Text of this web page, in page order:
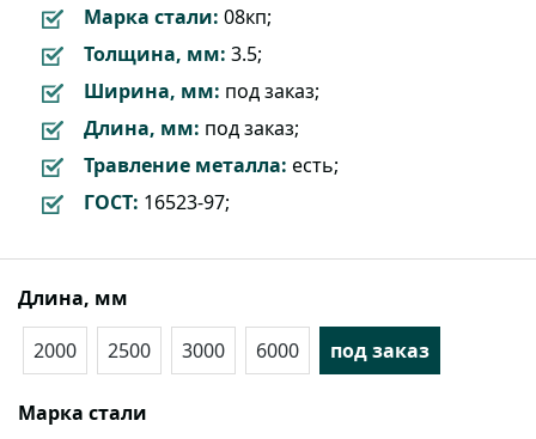
Марка стали: 08кп;
Толщина, мм: 3.5;
Ширина, мм: под заказ;
Длина, мм: под заказ;
Травление металла: есть;
ГОСТ: 16523-97;
Длина, мм
2000
2500 3000 6000 под заказ
Марка стали